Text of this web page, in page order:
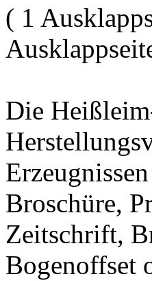
( 1
Die
Broschüre,
Zeitschrift,
Bogenoffset